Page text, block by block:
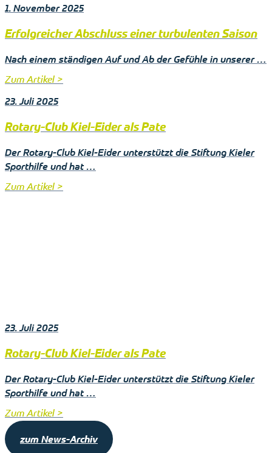
1. November 2025
Erfolgreicher Abschluss einer turbulenten Saison
Nach einem ständigen Auf und Ab der Gefühle in unserer …
Zum Artikel >
23. Juli 2025
Rotary-Club Kiel-Eider als Pate
Der Rotary-Club Kiel-Eider unterstützt die Stiftung Kieler
Sporthilfe und hat …
Zum Artikel >
23. Juli 2025
Rotary-Club Kiel-Eider als Pate
Der Rotary-Club Kiel-Eider unterstützt die Stiftung Kieler
Sporthilfe und hat …
Zum Artikel >
zum News-Archiv